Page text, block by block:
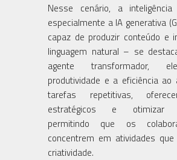
Nesse cenário, a
especialmente a IA generativa
capaz de produzir conteúdo e
linguagem natural – se
agente transformador,
produtividade e a eficiência ao
tarefas repetitivas,
estratégicos e otimizar
permitindo que os
concentrem em atividades
criatividade.